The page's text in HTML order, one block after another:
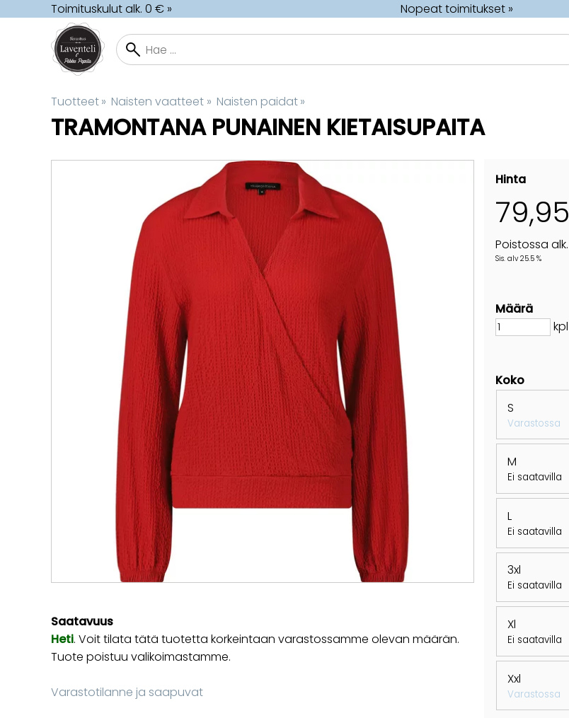
Toimituskulut alk. 0 € » Nopeat toimitukset »
Tuotteet‪» Naisten vaatteet ‪» Naisten paidat‪»
TRAMONTANA PUNAINEN KIETAISUPAITA
Hinta
79,95
Poistossa alk.
Sis. alv 25.5 %
Määrä
kpl
Koko
S
Varastossa
M
Ei saatavilla
L
Ei saatavilla
3xl
Ei saatavilla
Xl
Ei saatavilla
Xxl
Varastossa
Saatavuus
Heti. Voit tilata tätä tuotetta korkeintaan varastossamme olevan määrän.
Tuote poistuu valikoimastamme.
Varastotilanne ja saapuvat